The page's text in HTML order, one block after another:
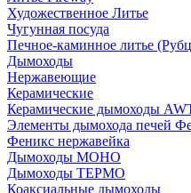
Художественное Литье
Чугунная посуда
Печное-каминное литье
Дымоходы
Нержавеющие
Керамические
Керамические дымоходы
Элементы дымохода печей
Феникс нержавейка
Дымоходы МОНО
Дымоходы ТЕРМО
Коаксиальные дымоходы